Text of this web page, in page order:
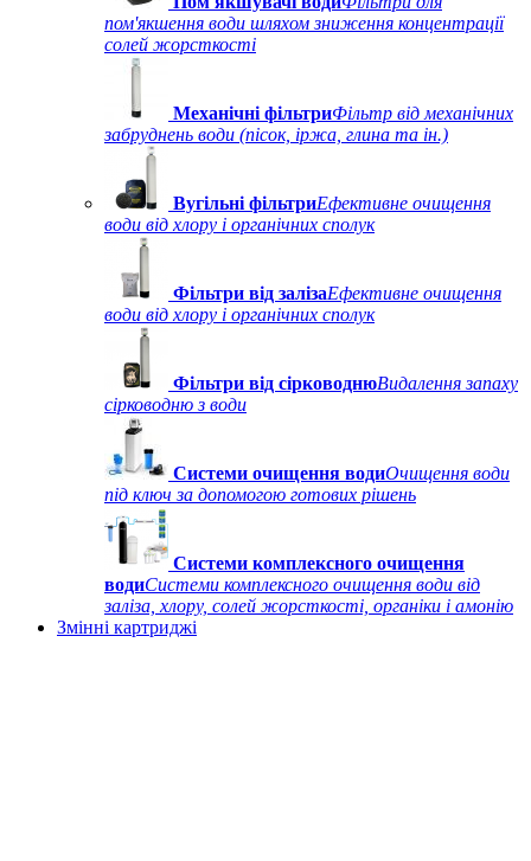
пом'якшення води шляхом зниження концентрації
солей жорсткості
Механічні фільтриФільтр від механічних
забруднень води (пісок, іржа, глина та ін.)
Вугільні фільтриЕфективне очищення
води від хлору і органічних сполук
Фільтри від залізаЕфективне очищення
води від хлору і органічних сполук
Фільтри від сірководнюВидалення запаху
сірководню з води
Системи очищення водиОчищення води
під ключ за допомогою готових рішень
Системи комплексного очищення
водиСистеми комплексного очищення води від
заліза, хлору, солей жорсткості, органіки і амонію
Змінні картриджі